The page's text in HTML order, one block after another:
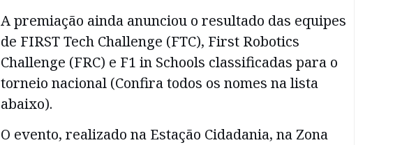
A premiação ainda anunciou o resultado das equipes
de FIRST Tech Challenge (FTC), First Robotics
Challenge (FRC) e F1 in Schools classificadas para o
torneio nacional (Confira todos os nomes na lista
abaixo).
O evento, realizado na Estação Cidadania, na Zona